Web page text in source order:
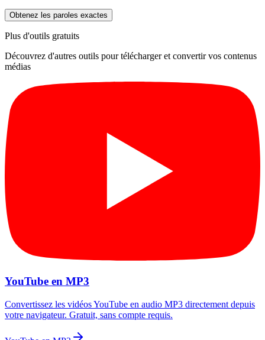
Obtenez les paroles exactes
Plus d'outils gratuits
Découvrez d'autres outils pour télécharger et convertir vos contenus
médias
YouTube en MP3
Convertissez les vidéos YouTube en audio MP3 directement depuis
votre navigateur. Gratuit, sans compte requis.